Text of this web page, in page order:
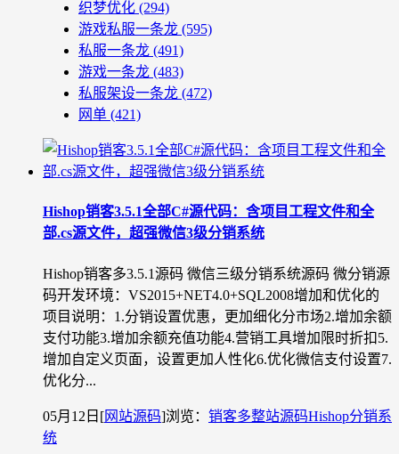
织梦优化 (294)
游戏私服一条龙 (595)
私服一条龙 (491)
游戏一条龙 (483)
私服架设一条龙 (472)
网单 (421)
Hishop销客3.5.1全部C#源代码：含项目工程文件和全
部.cs源文件，超强微信3级分销系统
Hishop销客多3.5.1源码 微信三级分销系统源码 微分销源
码开发环境：VS2015+NET4.0+SQL2008增加和优化的
项目说明：1.分销设置优惠，更加细化分市场2.增加余额
支付功能3.增加余额充值功能4.营销工具增加限时折扣5.
增加自定义页面，设置更加人性化6.优化微信支付设置7.
优化分...
05月12日 [网站源码]浏览： 销客多整站源码Hishop分销系
统